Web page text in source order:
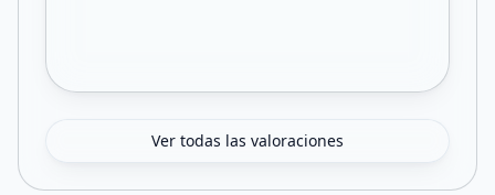
Ver todas las valoraciones